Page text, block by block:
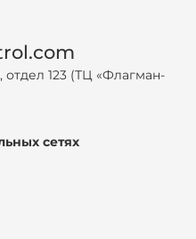
отдел 123 (ТЦ «Флагман-
сетях